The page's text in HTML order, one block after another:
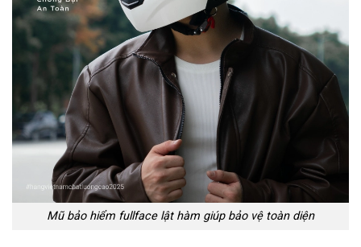
Mũ bảo hiểm fullface lật hàm giúp bảo vệ toàn diện